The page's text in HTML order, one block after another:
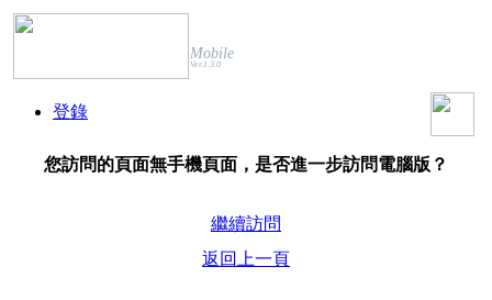
Mobile
Ver.1.3.0
登錄
您訪問的頁面無手機頁面，是否進一步訪問電腦版？
繼續訪問
返回上一頁